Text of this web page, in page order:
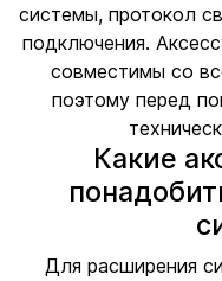
системы, протокол
подключения.
совместимы со
поэтому перед
Какие
Для расширения